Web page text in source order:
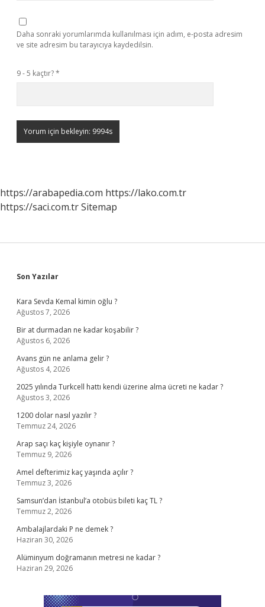
Daha sonraki yorumlarımda kullanılması için adım, e-posta adresim
ve site adresim bu tarayıcıya kaydedilsin.
9 - 5 kaçtır?*
https://arabapedia.com https://lako.com.tr
https://saci.com.trSitemap
Sidebar
Son Yazılar
Kara Sevda Kemal kimin oğlu ?
Ağustos 7, 2026
Bir at durmadan ne kadar koşabilir ?
Ağustos 6, 2026
Avans gün ne anlama gelir ?
Ağustos 4, 2026
2025 yılında Turkcell hattı kendi üzerine alma ücreti ne kadar ?
Ağustos 3, 2026
1200 dolar nasıl yazılır ?
Temmuz 24, 2026
Arap saçı kaç kişiyle oynanır ?
Temmuz 9, 2026
Amel defterimiz kaç yaşında açılır ?
Temmuz 3, 2026
Samsun’dan İstanbul’a otobüs bileti kaç TL ?
Temmuz 2, 2026
Ambalajlardaki P ne demek ?
Haziran 30, 2026
Alüminyum doğramanın metresi ne kadar ?
Haziran 29, 2026